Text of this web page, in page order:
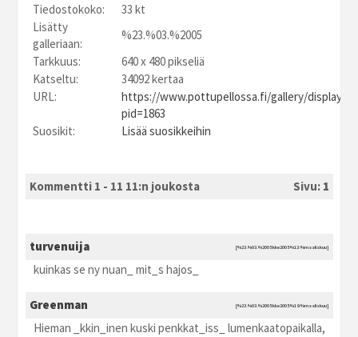
Tiedostokoko:
33 kt
Lisätty
galleriaan:
%23.%03.%2005
Tarkkuus:
640 x 480 pikseliä
Katseltu:
34092 kertaa
URL:
https://www.pottupellossa.fi/gallery/
pid=1863
Suosikit:
Lisää suosikkeihin
Kommentti 1 - 11 11:n joukosta Sivu: 1
turvenuija [%23.%03.%2005 kke2005 %13:%maaliskuu]
kuinkas se ny nuan_ mit_s hajos_
Greenman [%23.%03.%2005 kke2005 %19:%maaliskuu]
Hieman _kkin_inen kuski penkkat_iss_ lumenkaatopaikalla,